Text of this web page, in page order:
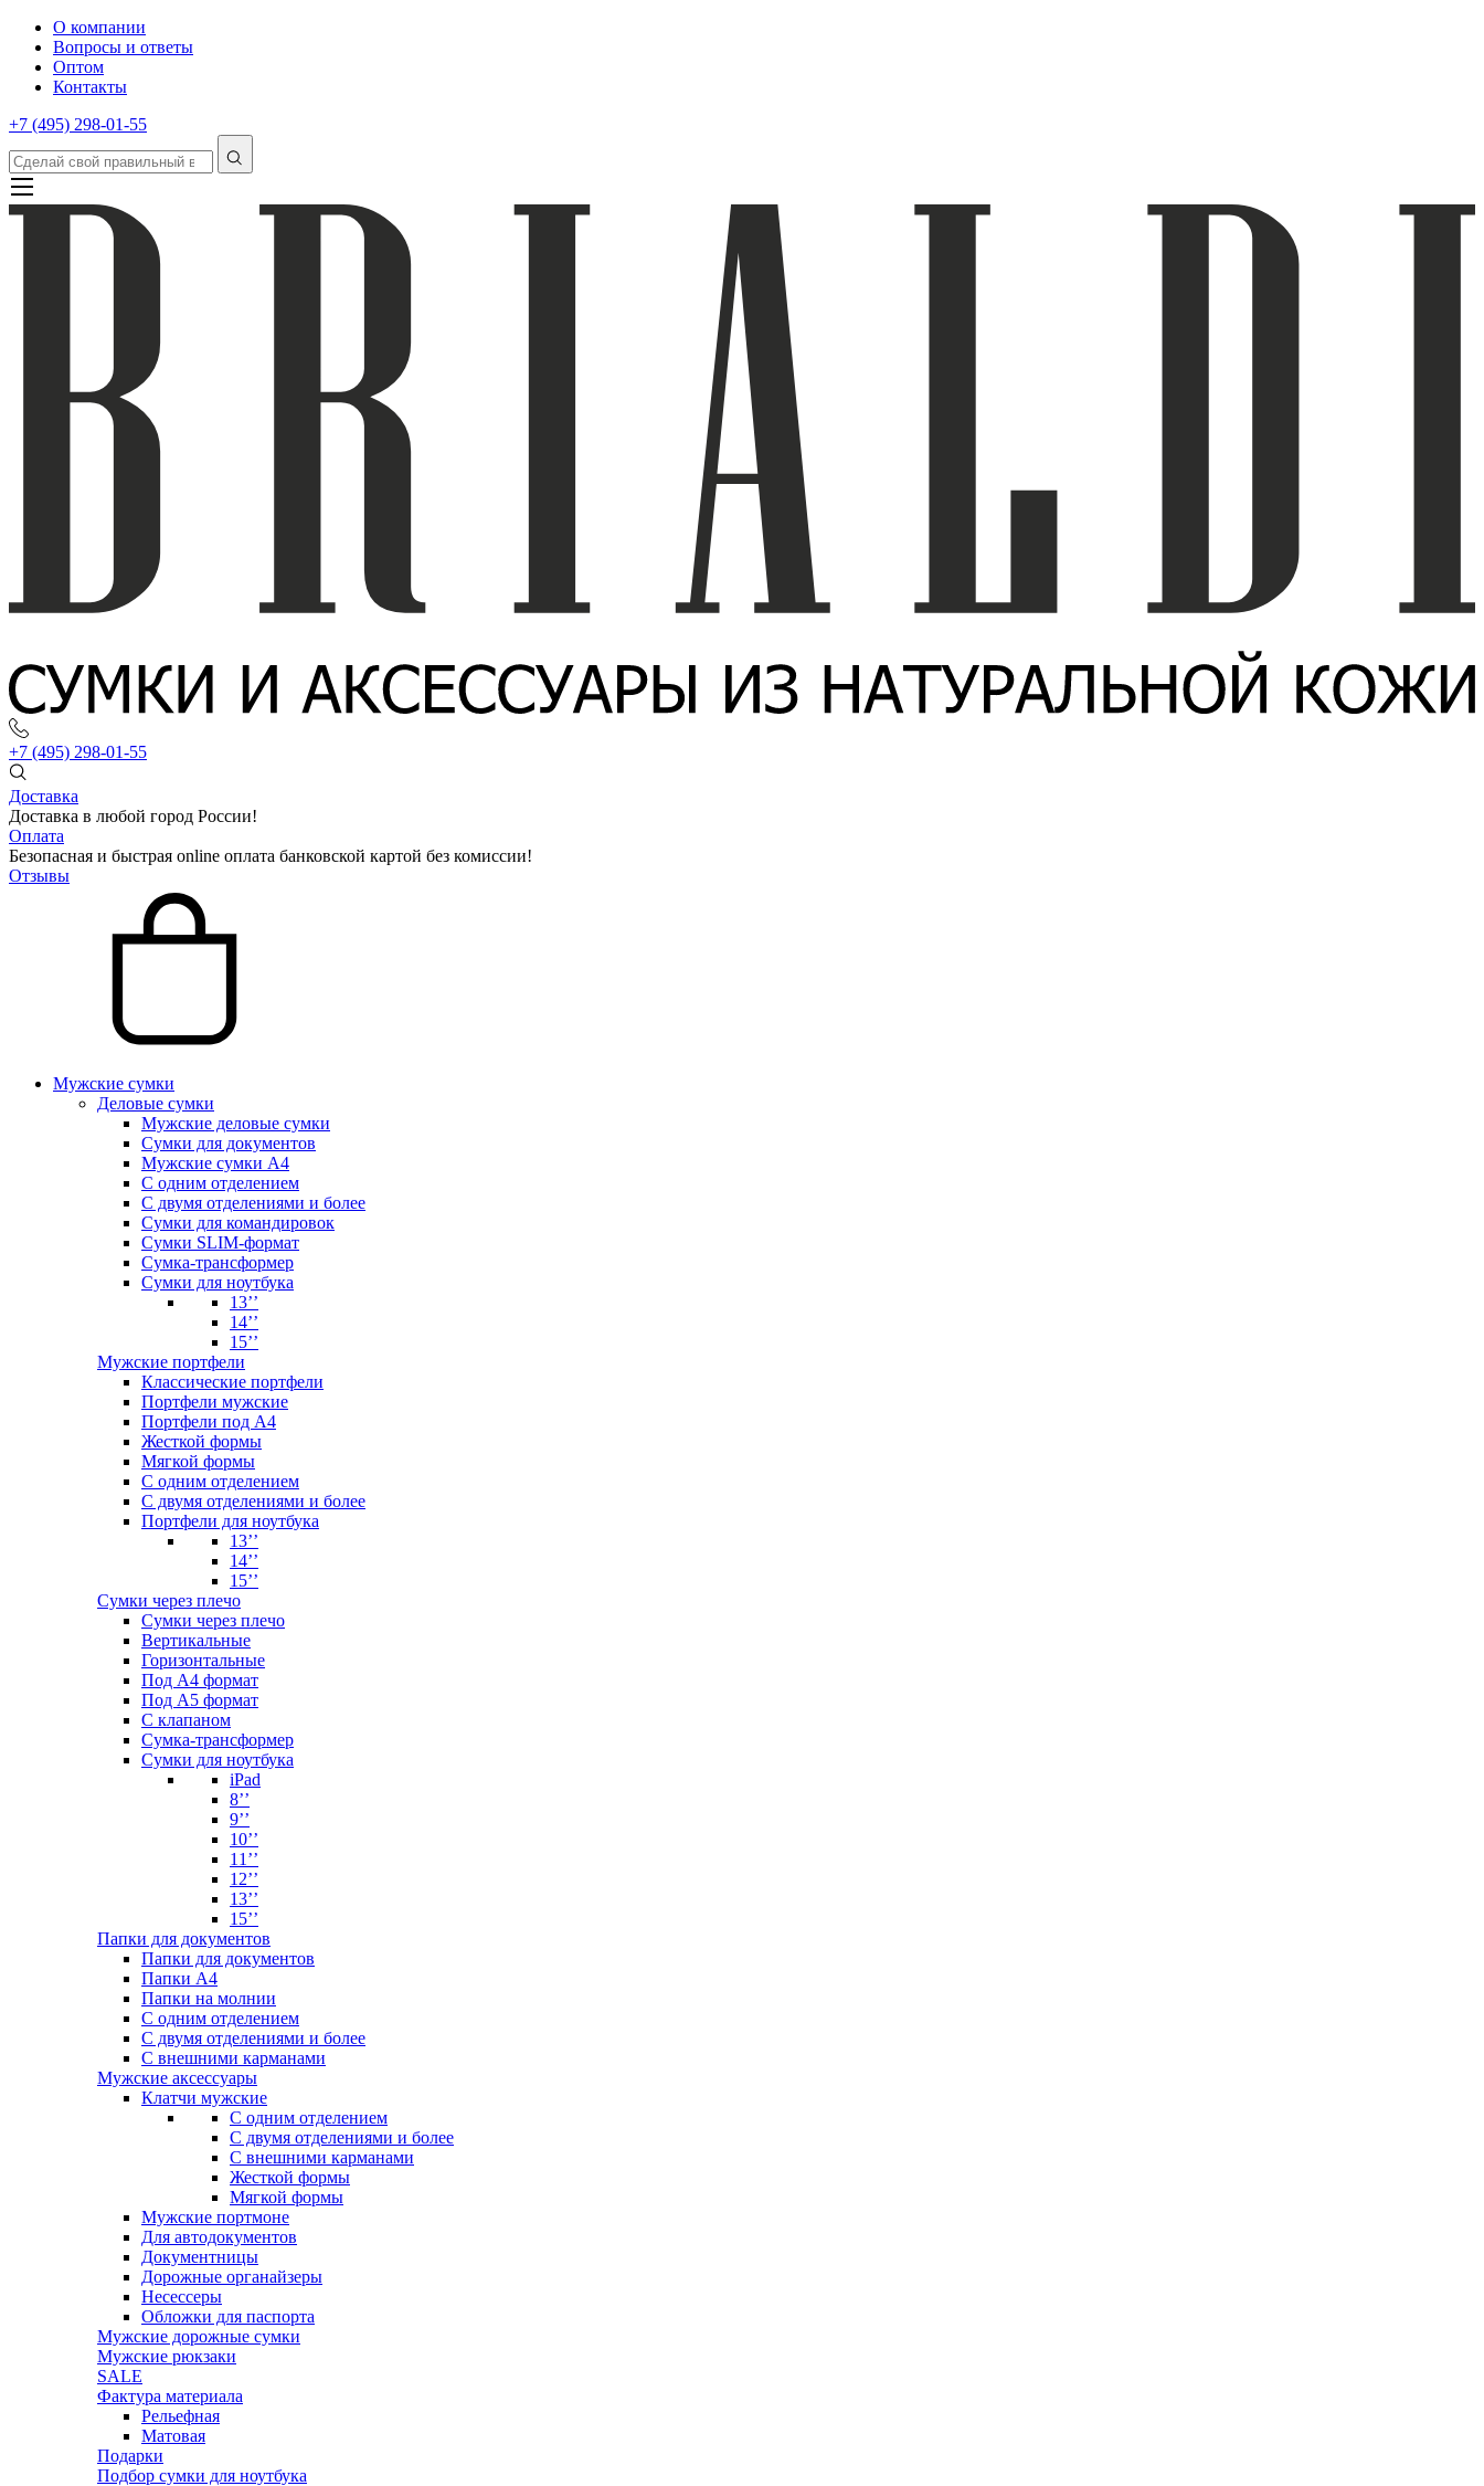
О компании
Вопросы и ответы
Оптом
Контакты
+7 (495) 298-01-55
+7 (495) 298-01-55
Доставка
Доставка в любой город России!
Оплата
Безопасная и быстрая online оплата банковской картой без комиссии!
Отзывы
Мужские сумки
Деловые сумки
Мужские деловые сумки
Сумки для документов
Мужские сумки А4
С одним отделением
С двумя отделениями и более
Сумки для командировок
Сумки SLIM-формат
Сумка-трансформер
Сумки для ноутбука
13’’
14’’
15’’
Мужские портфели
Классические портфели
Портфели мужские
Портфели под А4
Жесткой формы
Мягкой формы
С одним отделением
С двумя отделениями и более
Портфели для ноутбука
13’’
14’’
15’’
Сумки через плечо
Сумки через плечо
Вертикальные
Горизонтальные
Под А4 формат
Под А5 формат
С клапаном
Сумка-трансформер
Сумки для ноутбука
iPad
8’’
9’’
10’’
11’’
12’’
13’’
15’’
Папки для документов
Папки для документов
Папки А4
Папки на молнии
С одним отделением
С двумя отделениями и более
С внешними карманами
Мужские аксессуары
Клатчи мужские
С одним отделением
С двумя отделениями и более
С внешними карманами
Жесткой формы
Мягкой формы
Мужские портмоне
Для автодокументов
Документницы
Дорожные органайзеры
Несессеры
Обложки для паспорта
Мужские дорожные сумки
Мужские рюкзаки
SALE
Фактура материала
Рельефная
Матовая
Подарки
Подбор сумки для ноутбука